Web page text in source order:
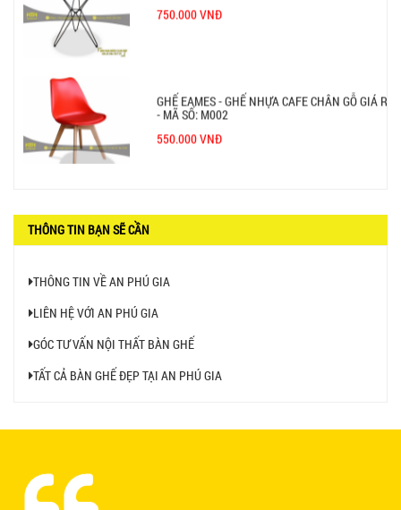
750.000 VNĐ
GHẾ EAMES - GHẾ NHỰA CAFE CHÂN GỖ GIÁ RẺ
- MÃ SỐ: M002
550.000 VNĐ
380.000 VNĐ
BÀN CAFE BCF01 GIÁ RẺ - MÃ SỐ: BCF01
650.000 VNĐ
THÔNG TIN BẠN SẼ CẦN
THÔNG TIN VỀ AN PHÚ GIA
LIÊN HỆ VỚI AN PHÚ GIA
GÓC TƯ VẤN NỘI THẤT BÀN GHẾ
TẤT CẢ BÀN GHẾ ĐẸP TẠI AN PHÚ GIA